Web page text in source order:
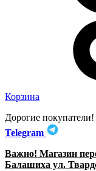
Корзина
Дорогие
Telegram
Важно! Магазин
Балашиха ул.